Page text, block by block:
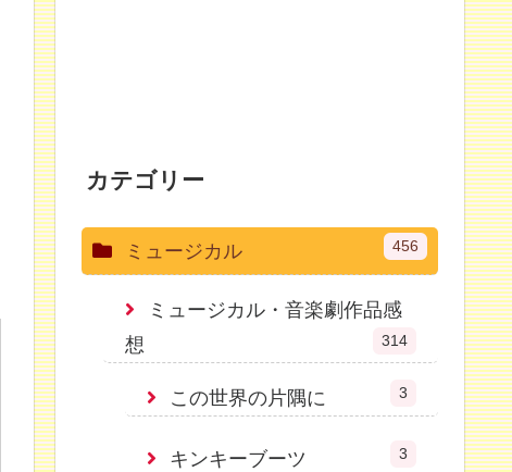
カテゴリー
ミュージカル 456
ミュージカル・音楽劇作品感
想
314
この世界の片隅に 3
キンキーブーツ 3